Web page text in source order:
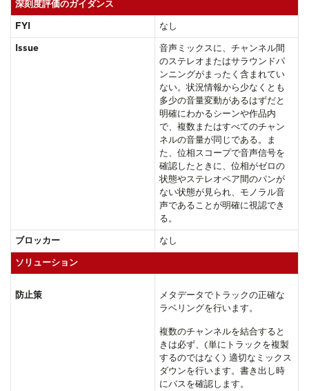
深刻度評価のガイダンス
FYI なし
Issue
音声ミックスに、チャンネル間
のステレオまたはサラウンドパ
ンニングがまったく含まれてい
ない。状況情報から少なくとも
多少の音量変動があるはずだと
明確にわかるシーンや作品内
で、複数またはすべてのチャン
ネルの音量が同じである。ま
た、位相スコープで音声信号を
確認したときに、位相がゼロの
状態やステレオペア間のパンが
ない状態が見られ、モノラル音
声であることが明確に視認でき
る。
ブロッカー なし
ソリューション
防止策
メタデータでトラックの正確な
ラベリングを行います。
複数のチャンネルを結合すると
きは必ず、(単にトラックを複製
するのではなく) 適切なミックス
ダウンを行います。書き出し時
にバスを確認します。